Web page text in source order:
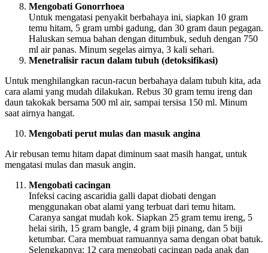
Mengobati Gonorrhoea
Untuk mengatasi penyakit berbahaya ini, siapkan 10 gram
temu hitam, 5 gram umbi gadung, dan 30 gram daun pegagan.
Haluskan semua bahan dengan ditumbuk, seduh dengan 750
ml air panas. Minum segelas airnya, 3 kali sehari.
Menetralisir racun dalam tubuh (detoksifikasi)
Untuk menghilangkan racun-racun berbahaya dalam tubuh kita, ada
cara alami yang mudah dilakukan. Rebus 30 gram temu ireng dan
daun takokak bersama 500 ml air, sampai tersisa 150 ml. Minum
saat airnya hangat.
Mengobati perut mulas dan masuk angina
Air rebusan temu hitam dapat diminum saat masih hangat, untuk
mengatasi mulas dan masuk angin.
Mengobati cacingan
Infeksi cacing ascaridia galli dapat diobati dengan
menggunakan obat alami yang terbuat dari temu hitam.
Caranya sangat mudah kok. Siapkan 25 gram temu ireng, 5
helai sirih, 15 gram bangle, 4 gram biji pinang, dan 5 biji
ketumbar. Cara membuat ramuannya sama dengan obat batuk.
Selengkapnya: 12 cara mengobati cacingan pada anak dan